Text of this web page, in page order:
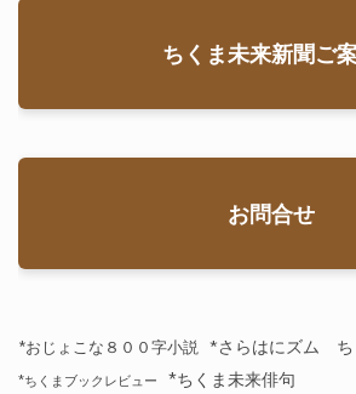
ちくま未来新聞ご
お問合せ
*おじょこな８００字小説 *さらはにズム ち
*ちくまブックレビュー *ちくま未来俳句